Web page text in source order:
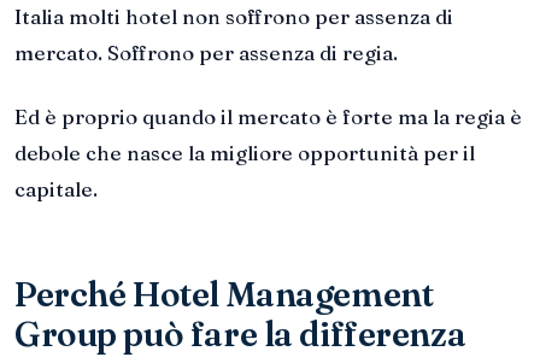
Italia molti hotel non soffrono per assenza di
mercato. Soffrono per assenza di regia.
Ed è proprio quando il mercato è forte ma la regia è
debole che nasce la migliore opportunità per il
capitale.
Perché Hotel Management
Group può fare la differenza